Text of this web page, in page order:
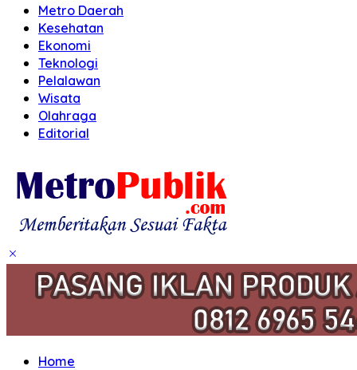
Metro Daerah
Kesehatan
Ekonomi
Teknologi
Pelalawan
Wisata
Olahraga
Editorial
Home